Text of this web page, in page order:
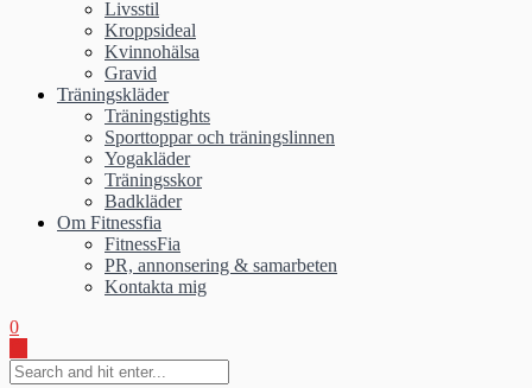
Livsstil
Kroppsideal
Kvinnohälsa
Gravid
Träningskläder
Träningstights
Sporttoppar och träningslinnen
Yogakläder
Träningsskor
Badkläder
Om Fitnessfia
FitnessFia
PR, annonsering & samarbeten
Kontakta mig
0